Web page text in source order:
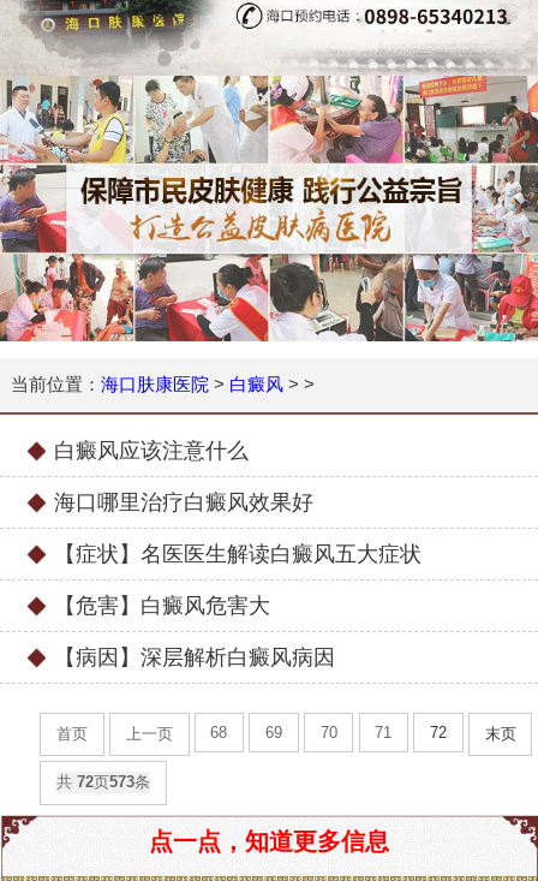
当前位置： 海口肤康医院 > 白癜风> >
白癜风应该注意什么
海口哪里治疗白癜风效果好
【症状】名医医生解读白癜风五大症状
【危害】白癜风危害大
【病因】深层解析白癜风病因
首页 上一页 68 69 70 71 72 末页
共72页573条
点一点，知道更多信息